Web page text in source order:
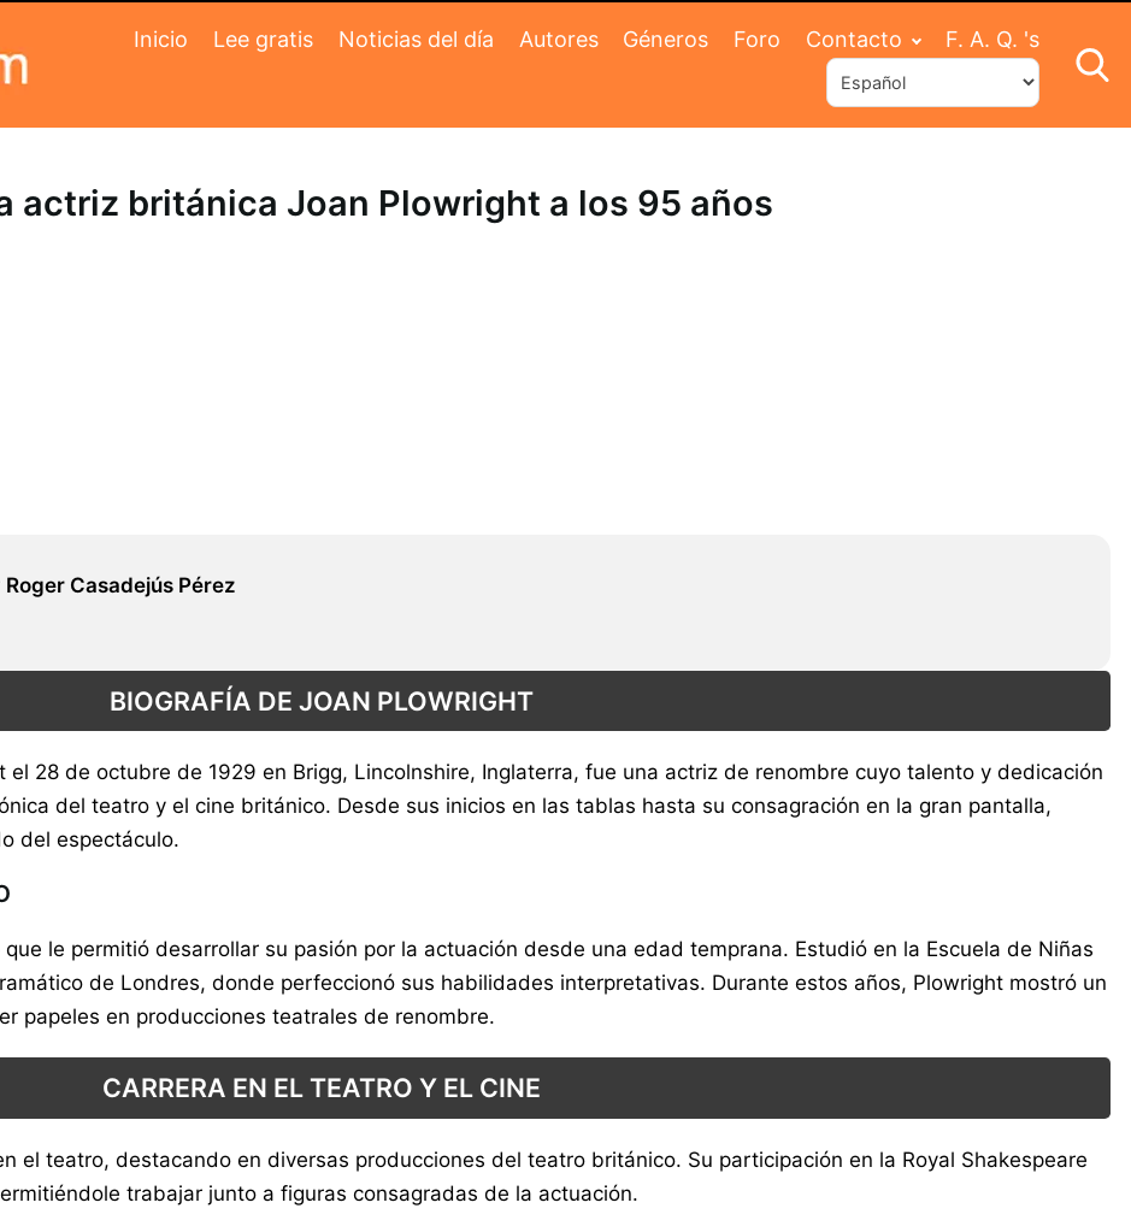
Inicio Lee gratis Noticias del día Autores Géneros Foro Contacto F. A. Q. 's
actriz británica Joan Plowright a los 95 años
Roger Casadejús Pérez
BIOGRAFÍA DE JOAN PLOWRIGHT
28 de octubre de 1929 en Brigg, Lincolnshire, Inglaterra, fue una actriz de renombre cuyo talento y dedicación
del teatro y el cine británico. Desde sus inicios en las tablas hasta su consagración en la gran pantalla,
del espectáculo.
le permitió desarrollar su pasión por la actuación desde una edad temprana. Estudió en la Escuela de Niñas
de Londres, donde perfeccionó sus habilidades interpretativas. Durante estos años, Plowright mostró un
papeles en producciones teatrales de renombre.
CARRERA EN EL TEATRO Y EL CINE
el teatro, destacando en diversas producciones del teatro británico. Su participación en la Royal Shakespeare
trabajar junto a figuras consagradas de la actuación.